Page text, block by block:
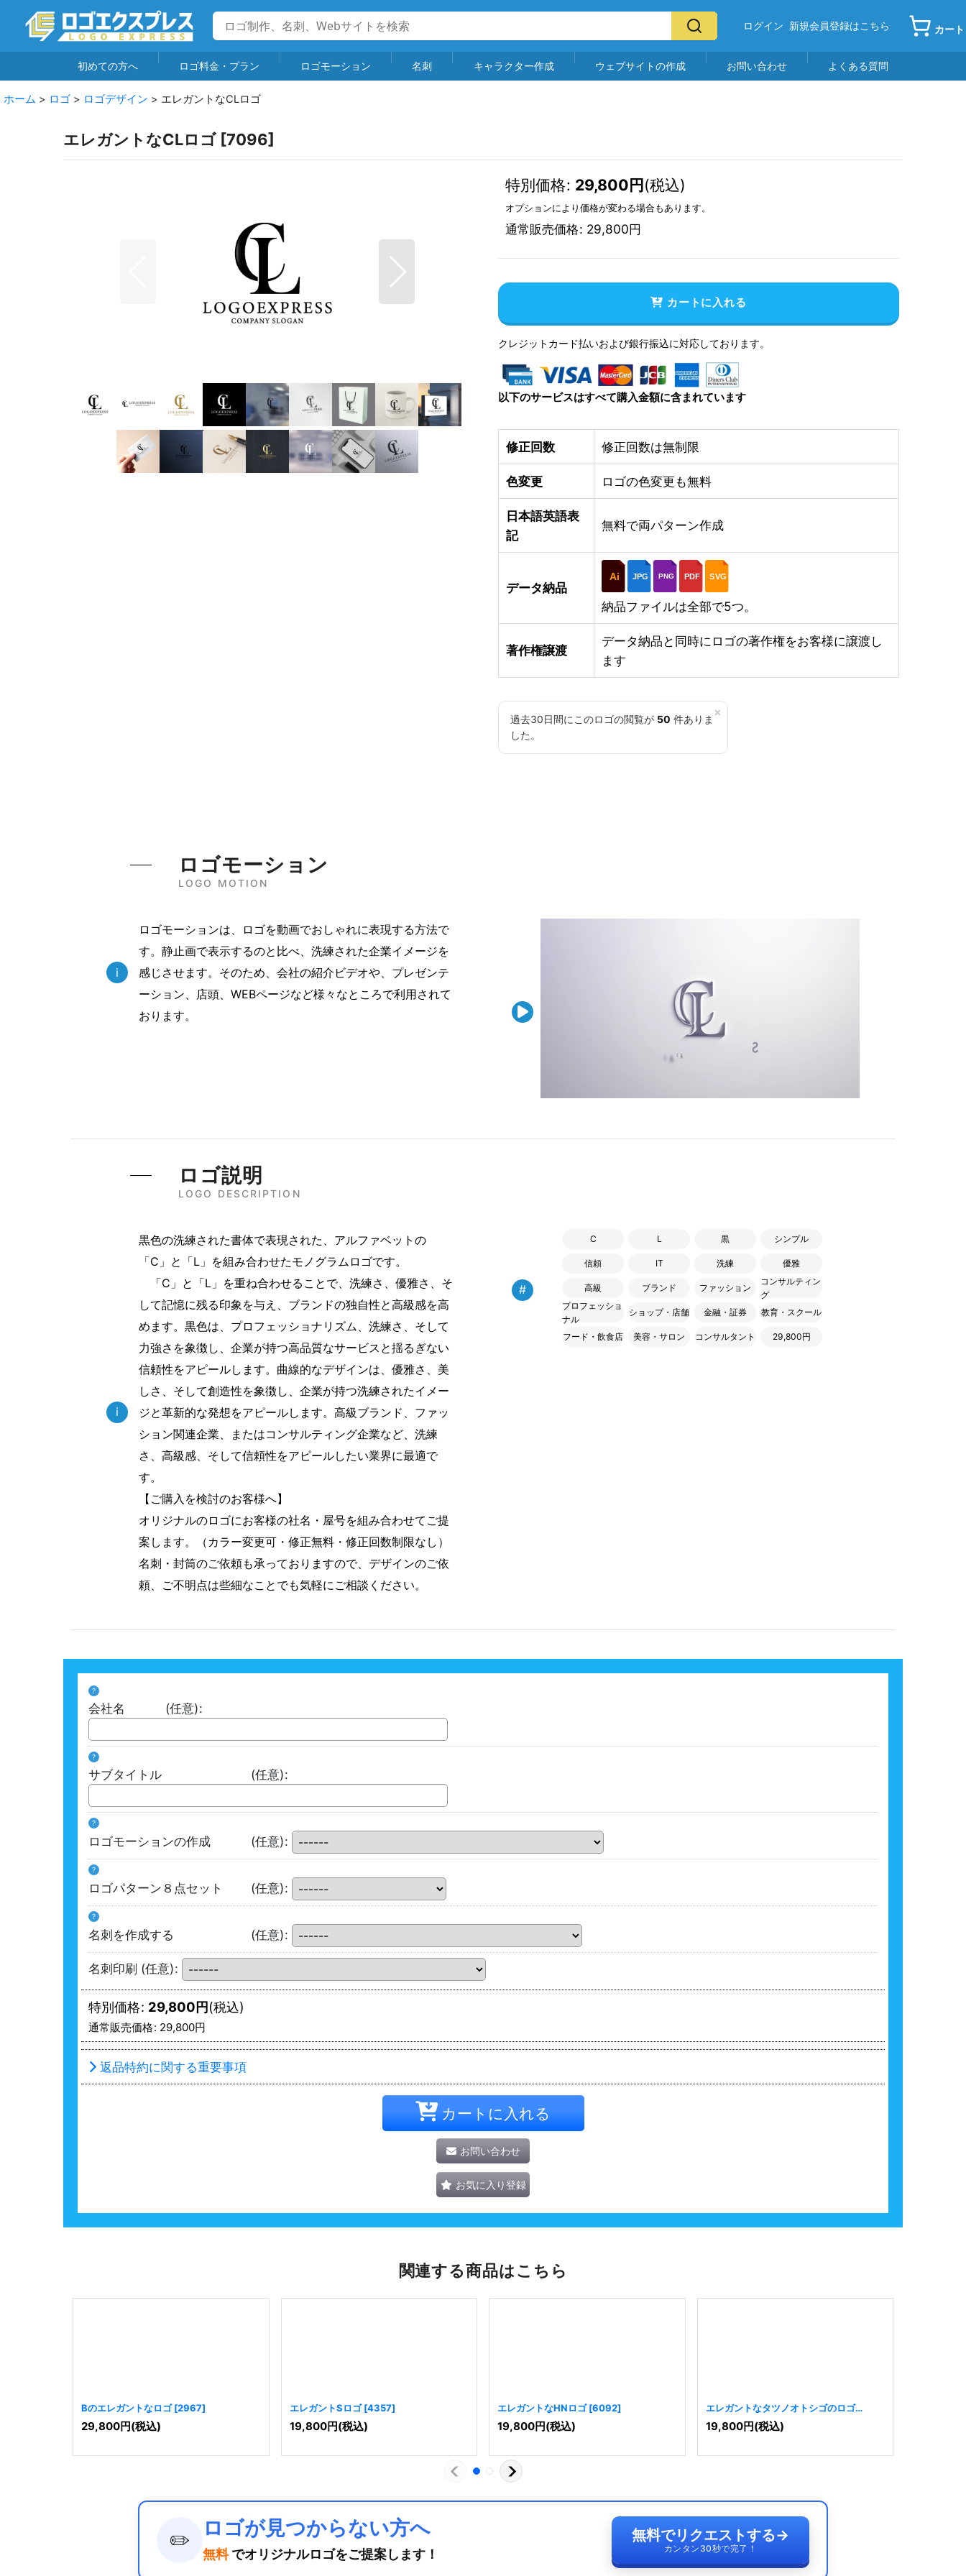
ログイン 新規会員登録はこちら カート
初めての方へ ロゴ料金・プラン ロゴモーション 名刺 キャラクター作成 ウェブサイトの作成 お問い合わせ よくある質問
ホーム > ロゴ > ロゴデザイン > エレガントなCLロゴ
エレガントなCLロゴ [7096]
特別価格: 29,800円(税込)
オプションにより価格が変わる場合もあります。
通常販売価格: 29,800円
カートに入れる
クレジットカード払いおよび銀行振込に対応しております。
以下のサービスはすべて購入金額に含まれています
修正回数 修正回数は無制限
色変更 ロゴの色変更も無料
日本語英語表
記
無料で両パターン作成
データ納品
Ai JPG PNG PDF SVG
納品ファイルは全部で5つ。
著作権譲渡
データ納品と同時にロゴの著作権をお客様に譲渡し
ます
×
過去30日間にこのロゴの閲覧が 50 件ありま
した。
LOGO MOTION
ロゴモーション
i
ロゴモーションは、ロゴを動画でおしゃれに表現する方法で
す。静止画で表示するのと比べ、洗練された企業イメージを
感じさせます。そのため、会社の紹介ビデオや、プレゼンテ
ーション、店頭、WEBページなど様々なところで利用されて
おります。

LOGO DESCRIPTION
ロゴ説明
i
黒色の洗練された書体で表現された、アルファベットの
「C」と「L」を組み合わせたモノグラムロゴです。
「C」と「L」を重ね合わせることで、洗練さ、優雅さ、そ
して記憶に残る印象を与え、ブランドの独自性と高級感を高
めます。黒色は、プロフェッショナリズム、洗練さ、そして
力強さを象徴し、企業が持つ高品質なサービスと揺るぎない
信頼性をアピールします。曲線的なデザインは、優雅さ、美
しさ、そして創造性を象徴し、企業が持つ洗練されたイメー
ジと革新的な発想をアピールします。高級ブランド、ファッ
ション関連企業、またはコンサルティング企業など、洗練
さ、高級感、そして信頼性をアピールしたい業界に最適で
す。
【ご購入を検討のお客様へ】
オリジナルのロゴにお客様の社名・屋号を組み合わせてご提
案します。（カラー変更可・修正無料・修正回数制限なし）
名刺・封筒のご依頼も承っておりますので、デザインのご依
頼、ご不明点は些細なことでも気軽にご相談ください。
#
C L 黒 シンプル
信頼 IT 洗練 優雅
高級 ブランド ファッション
コンサルティン
グ
プロフェッショ
ナル
ショップ・店舗 金融・証券 教育・スクール
フード・飲食店 美容・サロン コンサルタント 29,800円
?
会社名 (任意):
?
サブタイトル (任意):
?
ロゴモーションの作成 (任意):
?
ロゴパターン８点セット (任意):
?
名刺を作成する (任意):
名刺印刷 (任意):
特別価格: 29,800円(税込)
通常販売価格: 29,800円
返品特約に関する重要事項
カートに入れる
お問い合わせ
お気に入り登録
関連する商品はこちら
Bのエレガントなロゴ [2967]
29,800円(税込)
エレガントSロゴ [4357]
19,800円(税込)
エレガントなHNロゴ [6092]
19,800円(税込)
エレガントなタツノオトシゴのロゴ
[4190]
19,800円(税込)
✏️
ロゴが見つからない方へ
無料 でオリジナルロゴをご提案します！
無料でリクエストする→
カンタン30秒で完了！